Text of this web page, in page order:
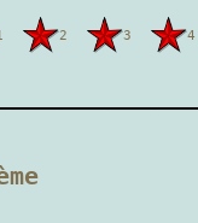
2 3 4